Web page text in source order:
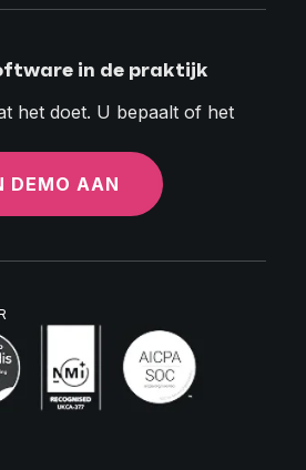
in de praktijk
het doet. U bepaalt of het
DEMO AAN